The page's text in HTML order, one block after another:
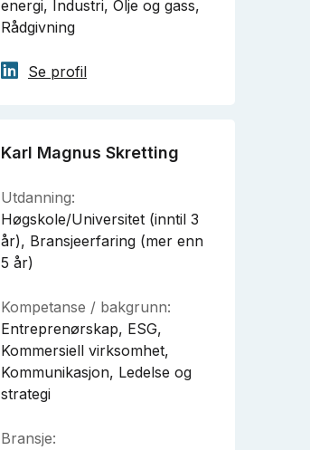
energi, Industri, Olje og gass,
Rådgivning
Se profil
Karl Magnus Skretting
Utdanning:
Høgskole/Universitet (inntil 3
år), Bransjeerfaring (mer enn
5 år)
Kompetanse / bakgrunn:
Entreprenørskap, ESG,
Kommersiell virksomhet,
Kommunikasjon, Ledelse og
strategi
Bransje: